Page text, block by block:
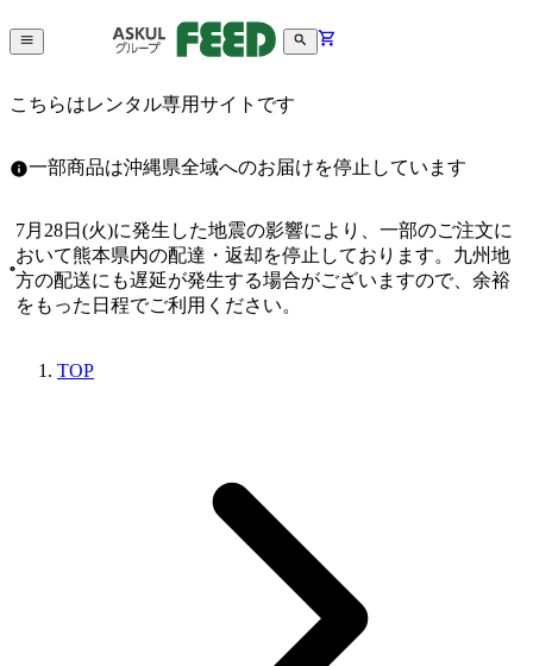
こちらはレンタル専用サイトです
一部商品は沖縄県全域へのお届けを停止しています
7月28日(火)に発生した地震の影響により、一部のご注文に
おいて熊本県内の配達・返却を停止しております。九州地
方の配送にも遅延が発生する場合がございますので、余裕
をもった日程でご利用ください。
TOP